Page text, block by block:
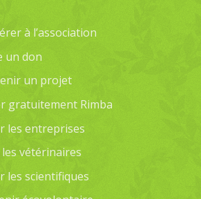
à l’association
un don
un projet
gratuitement Rimba
les entreprises
vétérinaires
les scientifiques